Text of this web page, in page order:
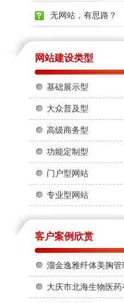
无网站，有思路？
网站建设类型
基础展示型
大众普及型
高级商务型
功能定制型
门户型网站
专业型网站
客户案例欣赏
溜金逸雅纤体美胸管
大庆市北海生物医药